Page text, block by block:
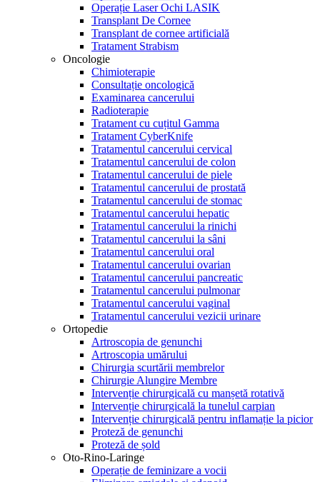
Operație Laser Ochi LASIK
Transplant De Cornee
Transplant de cornee artificială
Tratament Strabism
Oncologie
Chimioterapie
Consultație oncologică
Examinarea cancerului
Radioterapie
Tratament cu cuțitul Gamma
Tratament CyberKnife
Tratamentul cancerului cervical
Tratamentul cancerului de colon
Tratamentul cancerului de piele
Tratamentul cancerului de prostată
Tratamentul cancerului de stomac
Tratamentul cancerului hepatic
Tratamentul cancerului la rinichi
Tratamentul cancerului la sâni
Tratamentul cancerului oral
Tratamentul cancerului ovarian
Tratamentul cancerului pancreatic
Tratamentul cancerului pulmonar
Tratamentul cancerului vaginal
Tratamentul cancerului vezicii urinare
Ortopedie
Artroscopia de genunchi
Artroscopia umărului
Chirurgia scurtării membrelor
Chirurgie Alungire Membre
Intervenție chirurgicală cu manșetă rotativă
Intervenție chirurgicală la tunelul carpian
Intervenție chirurgicală pentru inflamație la picior
Proteză de genunchi
Proteză de șold
Oto-Rino-Laringe
Operație de feminizare a vocii